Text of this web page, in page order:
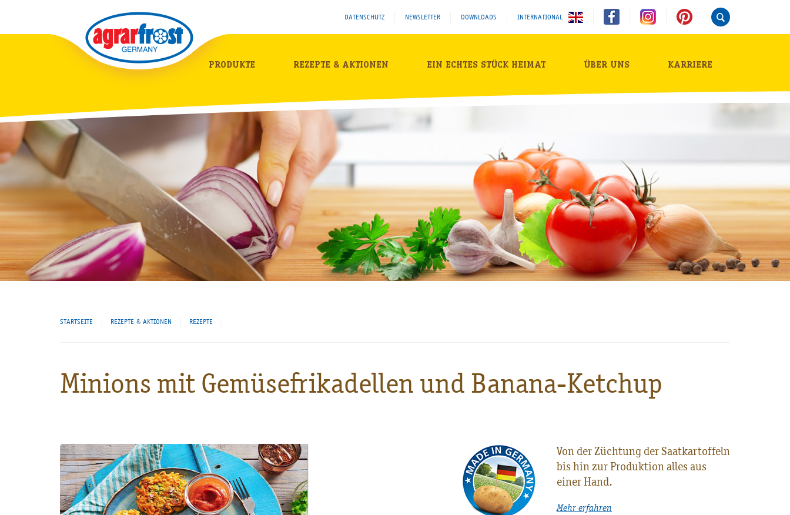
DATENSCHUTZ NEWSLETTER DOWNLOADS INTERNATIONAL
PRODUKTE REZEPTE & AKTIONEN EIN ECHTES STÜCK HEIMAT ÜBER UNS KARRIERE
STARTSEITE REZEPTE & AKTIONEN REZEPTE
Minions mit Gemüsefrikadellen und Banana-Ketchup
Von der Züchtung der Saatkartoffeln
bis hin zur Produktion alles aus
einer Hand.
Mehr erfahren